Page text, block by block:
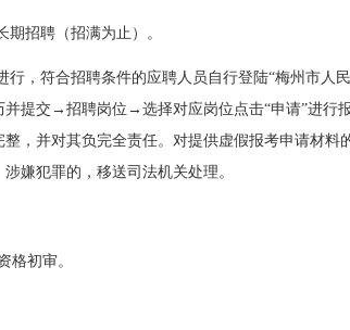
期招聘（招满为止）。
，符合招聘条件的应聘人员自行登陆“梅州市人
交→招聘岗位→选择对应岗位点击“申请”进行
，并对其负完全责任。对提供虚假报考申请材
嫌犯罪的，移送司法机关处理。
格初审。